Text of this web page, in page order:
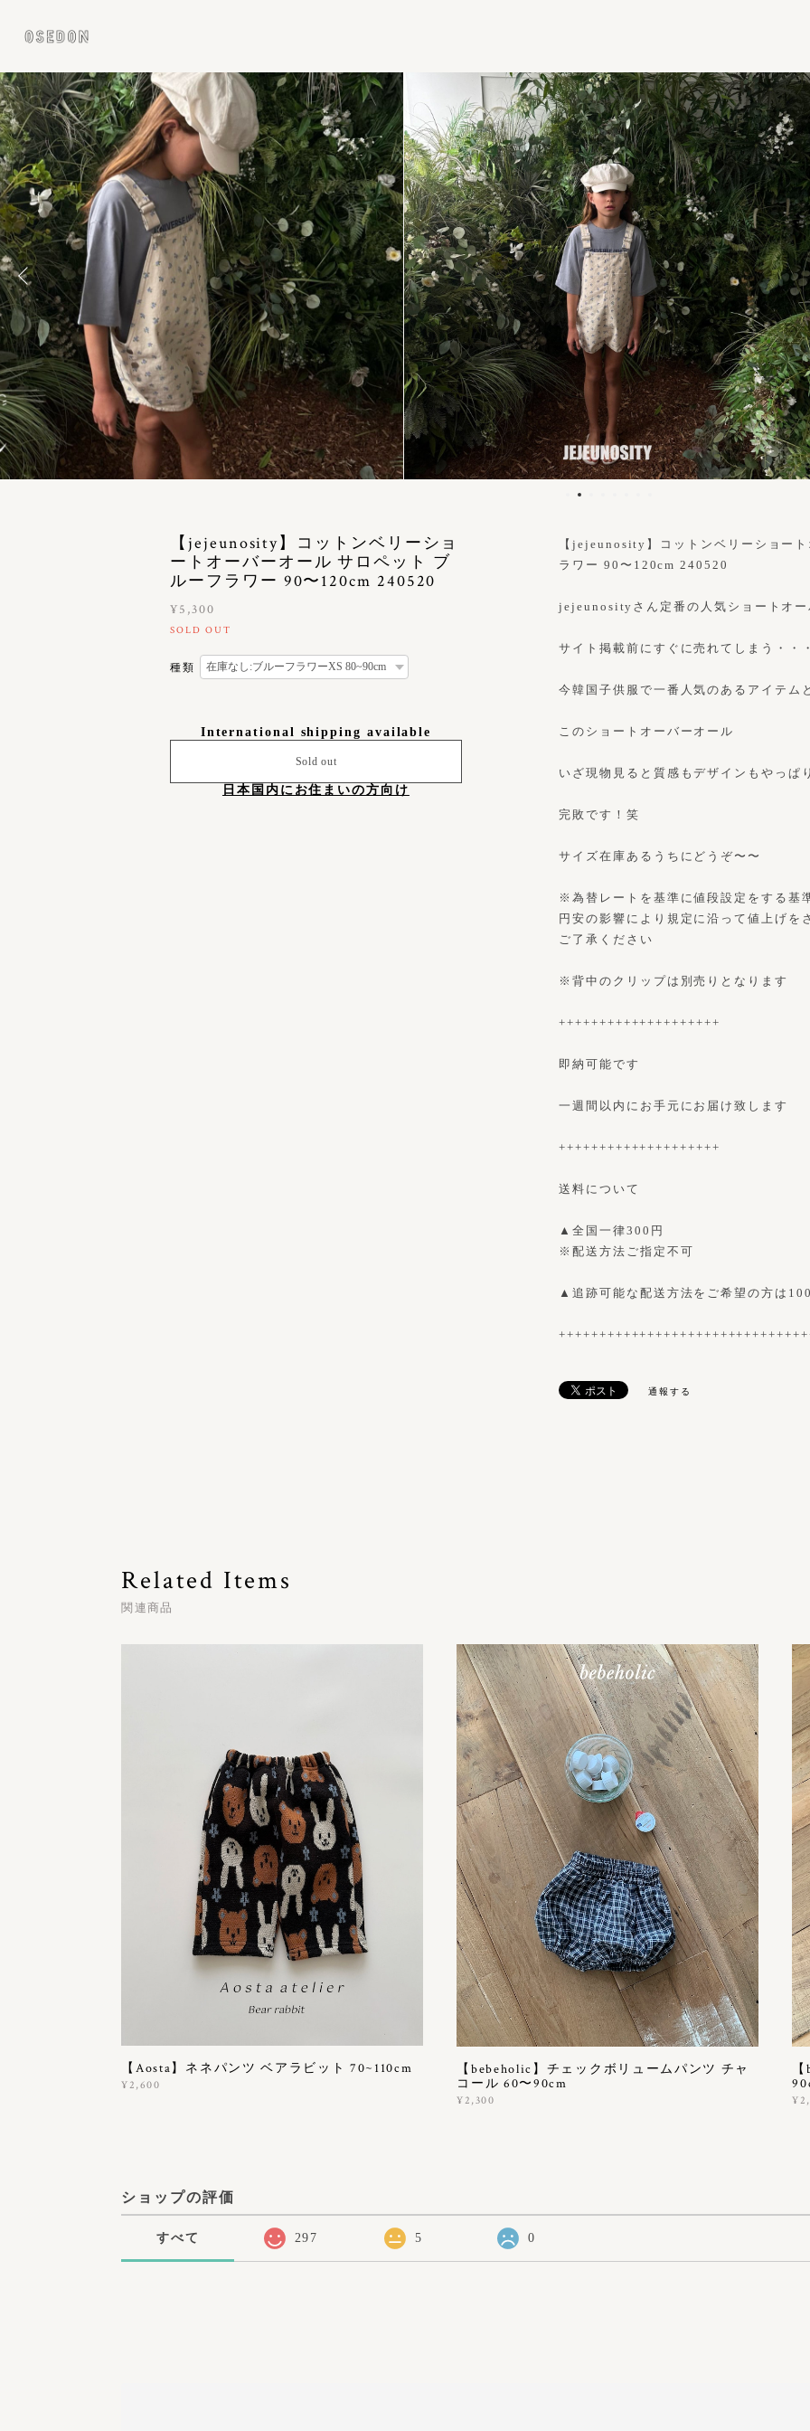
【jejeunosity】コットンベリーショ
ートオーバーオール サロペット ブ
ルーフラワー 90〜120cm 240520
¥5,300
SOLD OUT
種類
International shipping available
Sold out
日本国内にお住まいの方向け
【jejeunosity】コットンベリーショー
ラワー 90〜120cm 240520
jejeunosityさん定番の人気ショートオー
サイト掲載前にすぐに売れてしまう・・・
今韓国子供服で一番人気のあるアイテム
このショートオーバーオール
いざ現物見ると質感もデザインもやっぱ
完敗です！笑
サイズ在庫あるうちにどうぞ〜〜
※為替レートを基準に値段設定をする基
円安の影響により規定に沿って値上げを
ご了承ください
※背中のクリップは別売りとなります
++++++++++++++++++++
即納可能です
一週間以内にお手元にお届け致します
++++++++++++++++++++
送料について
▲全国一律300円
※配送方法ご指定不可
▲追跡可能な配送方法をご希望の方は
通報する
Related Items
関連商品
【Aosta】ネネパンツ ベアラビット 70~110cm
¥2,600
【bebeholic】チェックボリュームパンツ チャ
コール 60〜90cm
¥2,300
ショップの評価
すべて 297 5 0